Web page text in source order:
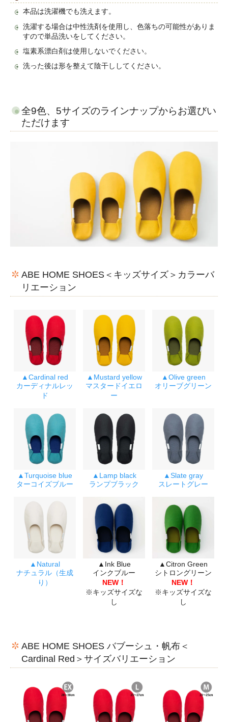
本品は洗濯機でも洗えます。
洗濯する場合は中性洗剤を使用し、色落ちの可能性がありま
すので単品洗いをしてください。
塩素系漂白剤は使用しないでください。
洗った後は形を整えて陰干ししてください。
全9色、5サイズのラインナップからお選びい
ただけます
ABE HOME SHOES＜キッズサイズ＞カラーバ
リエーション
▲Cardinal red
カーディナルレッ
ド
▲Mustard yellow
マスタードイエロ
ー
▲Olive green
オリーブグリーン
▲Turquoise blue
ターコイズブルー
▲Lamp black
ランプブラック
▲Slate gray
スレートグレー
▲Natural
ナチュラル（生成
り）
▲Ink Blue
インクブルー
NEW！
※キッズサイズな
し
▲Citron Green
シトロングリーン
NEW！
※キッズサイズな
し
ABE HOME SHOES バブーシュ・帆布＜
Cardinal Red＞サイズバリエーション